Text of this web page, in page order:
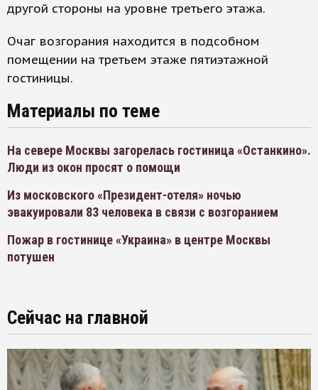
другой стороны на уровне третьего этажа.
Очаг возгорания находится в подсобном
помещении на третьем этаже пятиэтажной
гостиницы.
Материалы по теме
На севере Москвы загорелась гостиница «Останкино».
Люди из окон просят о помощи
Из московского «Президент-отеля» ночью
эвакуировали 83 человека в связи с возгоранием
Пожар в гостинице «Украина» в центре Москвы
потушен
Сейчас на главной